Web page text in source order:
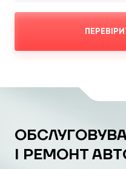
І РЕМОНТ